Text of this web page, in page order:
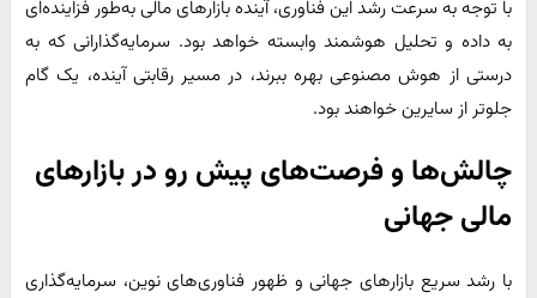
با توجه به سرعت رشد این فناوری، آینده بازارهای مالی به‌طور فزاینده‌ای
به داده و تحلیل هوشمند وابسته خواهد بود. سرمایه‌گذارانی که به
درستی از هوش مصنوعی بهره ببرند، در مسیر رقابتی آینده، یک گام
جلوتر از سایرین خواهند بود.
چالش‌ها و فرصت‌های پیش رو در بازارهای
مالی جهانی
با رشد سریع بازارهای جهانی و ظهور فناوری‌های نوین، سرمایه‌گذاری